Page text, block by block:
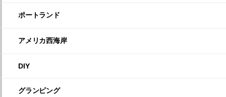
ポートランド
アメリカ西海岸
DIY
グランピング